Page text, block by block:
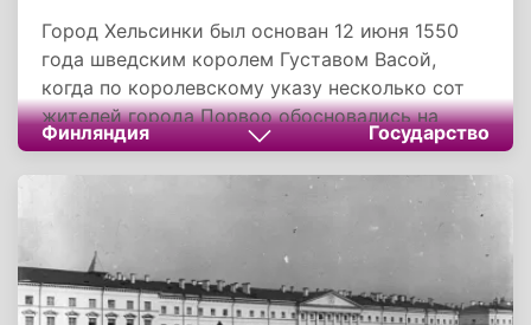
Город Хельсинки был основан 12 июня 1550
года шведским королем Густавом Васой,
когда по королевскому указу несколько сот
жителей города Порвоо обосновались на
территории нынешнего городского района
Арабиа. Однако оказалось, что место было
выбрано неудачно - гавань была слишком
мелкой, и в результате город был перенесен в
район нынешней Рыночной площади. Так
возникло два населенных пункта:
Гельсингфорс и Гаммельстадт - в буквальном
Финляндия Государство